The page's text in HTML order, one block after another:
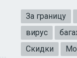
За границу
вирус
Скидки